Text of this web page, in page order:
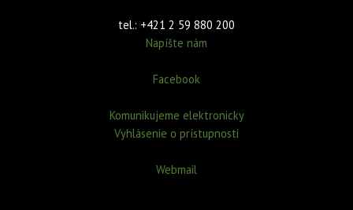
tel.: +421 2 59 880 200
Napíšte nám
Facebook
Komunikujeme elektronicky
Vyhlásenie o prístupnosti
Webmail